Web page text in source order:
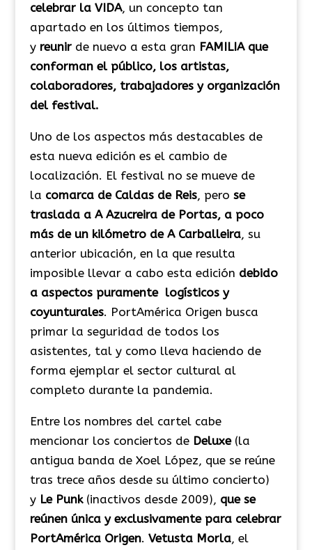
celebrar la VIDA, un concepto tan
apartado en los últimos tiempos,
y reunirde nuevo a esta gran FAMILIA que
conforman el público, los artistas,
colaboradores, trabajadores y organización
del festival.
Uno de los aspectos más destacables de
esta nueva edición es el cambio de
localización. El festival no se mueve de
la comarca de Caldas de Reis, pero se
traslada a A Azucreira de Portas, a poco
más de un kilómetro de A Carballeira, su
anterior ubicación, en la que resulta
imposible llevar a cabo esta edición debido
a aspectos puramente logísticos y
coyunturales. PortAmérica Origen busca
primar la seguridad de todos los
asistentes, tal y como lleva haciendo de
forma ejemplar el sector cultural al
completo durante la pandemia.
Entre los nombres del cartel cabe
mencionar los conciertos de Deluxe(la
antigua banda de Xoel López, que se reúne
tras trece años desde su último concierto)
y Le Punk (inactivos desde 2009), que se
reúnen única y exclusivamente para celebrar
PortAmérica Origen. Vetusta Morla, el